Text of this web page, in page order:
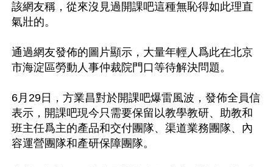
該網友稱，從來沒見過開課吧這種無恥得如此理直
氣壯的。
通過網友發佈的圖片顯示，大量年輕人爲此在北京
市海淀區勞動人事仲裁院門口等待解決問題。
6月29日，方業昌對於開課吧爆雷風波，發佈全員信
表示，開課吧現今只需要保留以教學教研、助教和
班主任爲主的產品和交付團隊、渠道業務團隊、內
容運營團隊和產研保障團隊。